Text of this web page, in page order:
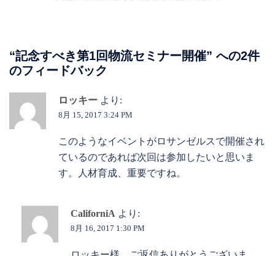
ョ
ン
“記念すべき第1回物流セミナー開催” への2件
のフィードバック
ロッキー より:
8月 15, 2017 3:24 PM
このようなイベントがロサンゼルスで開催され
ているのであれば次回は参加したいと思いま
す。人材育成、重要ですね。
CaliforniA より:
8月 16, 2017 1:30 PM